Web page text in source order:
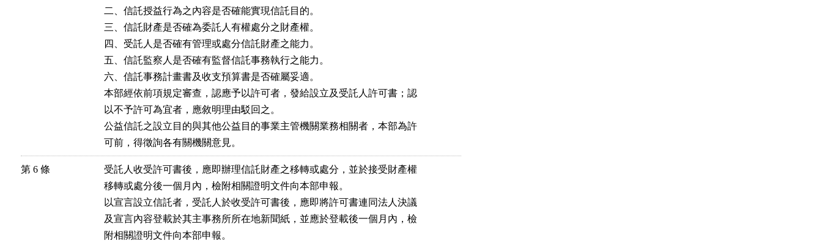
二、信託授益行為之內容是否確能實現信託目的。
三、信託財產是否確為委託人有權處分之財產權。
四、受託人是否確有管理或處分信託財產之能力。
五、信託監察人是否確有監督信託事務執行之能力。
六、信託事務計畫書及收支預算書是否確屬妥適。
本部經依前項規定審查，認應予以許可者，發給設立及受託人許可書；認
以不予許可為宜者，應敘明理由駁回之。
公益信託之設立目的與其他公益目的事業主管機關業務相關者，本部為許
第 6 條
受託人收受許可書後，應即辦理信託財產之移轉或處分，並於接受財產權
移轉或處分後一個月內，檢附相關證明文件向本部申報。
以宣言設立信託者，受託人於收受許可書後，應即將許可書連同法人決議
及宣言內容登載於其主事務所所在地新聞紙，並應於登載後一個月內，檢
附相關證明文件向本部申報。